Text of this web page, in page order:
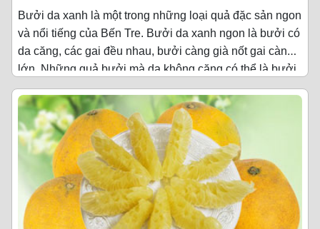
Bưởi da xanh là một trong những loại quả đặc sản ngon
và nổi tiếng của Bến Tre. Bưởi da xanh ngon là bưởi có
da căng, các gai đều nhau, bưởi càng già nốt gai càng
lớn. Những quả bưởi mà da không căng có thể là bưởi
non hoặc bưởi héo bạn không nên mua.
1. Cách chọn bưởi da xanh ngon
Quan sát phần vỏ bên ngoài
Bưởi mọng nước có da căng, gai đều nhau, nốt gai
lớn.
Để biết bưởi già, ngọt nước thì dùng tay vỗ nhẹ vào vỏ.
Tiếng “cạch cạch” là vỏ mỏng, mọng nước, còn tiếng
“bụp bụp” là vỏ dày, khi ăn vào thường chua và khô.